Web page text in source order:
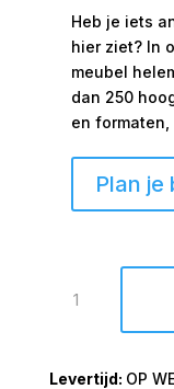
Heb je iets
hier ziet? In
meubel
dan 250
en
Plan je
vaas
21cm
OP